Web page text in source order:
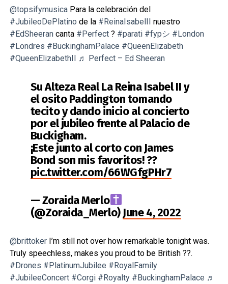
@topsifymusicaPara la celebración del
#JubileoDePlatino de la #ReinaIsabelII nuestro
#EdSheerancanta #Perfect? #parati #fypシ #London
#Londres #BuckinghamPalace #QueenElizabeth
#QueenElizabethII ♬ Perfect – Ed Sheeran
Su Alteza Real La Reina Isabel II y
el osito Paddington tomando
tecito y dando inicio al concierto
por el jubileo frente al Palacio de
Buckigham.
¡Este junto al corto con James
Bond son mis favoritos! ??
pic.twitter.com/66WGfgPHr7
— Zoraida Merlo
(@Zoraida_Merlo)June 4, 2022
@brittokerI’m still not over how remarkable tonight was.
Truly speechless, makes you proud to be British ??.
#Drones #PlatinumJubilee #RoyalFamily
#JubileeConcert #Corgi #Royalty #BuckinghamPalace ♬